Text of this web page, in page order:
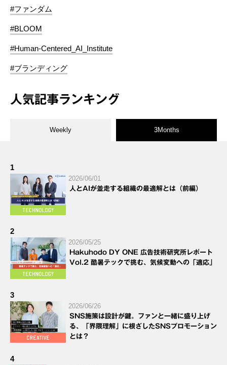
#ファンダム
#BLOOM
#Human-Centered_AI_Institute
#ブランディング
人気記事ランキング
Weekly 3Months
1
2026/06/01
人とAIが並走する組織の最適解とは（前編）
2
2026/05/25
Hakuhodo DY ONE 広告技術研究所レポート
Vol.2 酷暑テックで挑む、気候変動への「適応」
3
2026/06/26
SNS施策は設計が鍵。ファンと一緒に盛り上げ
る、「界隈理解」に根ざしたSNSプロモーション
とは？
4